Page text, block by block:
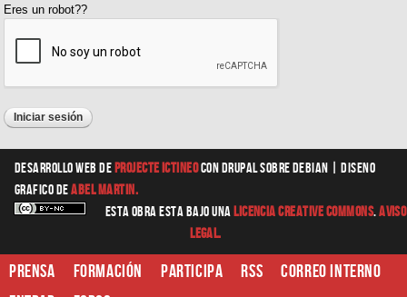
Eres un robot??
Desarrollo web de Projecte Ictineocon Drupal sobre Debian |diseno
graficodeAbel Martin.
Esta obra esta bajo una Licencia Creative Commons.Aviso
Legal.
Prensa Formación Participa RSS
Correo interno